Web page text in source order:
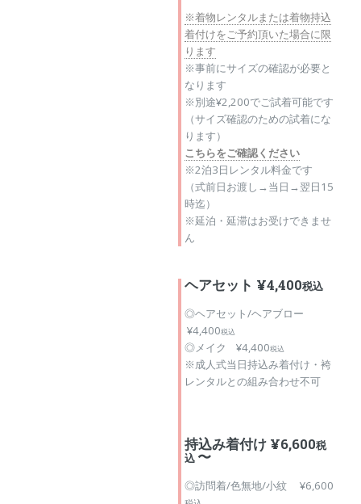
※着物レンタルまたは着物持込
着付けをご予約頂いた場合に限
ります
※事前にサイズの確認が必要と
なります
※別途¥2,200でご試着可能です
（サイズ確認のための試着にな
ります）
こちらをご確認ください
※2泊3日レンタル料金です
（式前日お渡し→当日→翌日15
時迄）
※延泊・延滞はお受けできませ
ん
ヘアセット ¥4,400税込
◎ヘアセット/ヘアブロー
¥4,400税込
◎メイク ¥4,400税込
※成人式当日持込み着付け・袴
レンタルとの組み合わせ不可
持込み着付け ¥6,600税
込 〜
◎訪問着/色無地/小紋 ¥6,600